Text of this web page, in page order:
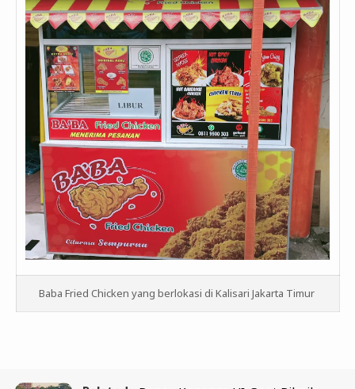
Baba Fried Chicken yang berlokasi di Kalisari Jakarta Timur